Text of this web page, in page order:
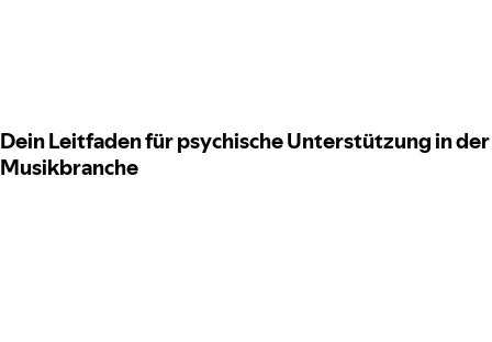
Dein Leitfaden für psychische Unterstützung in der
Musikbranche